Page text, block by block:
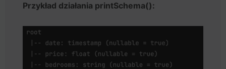
Przykład działania printSchema():